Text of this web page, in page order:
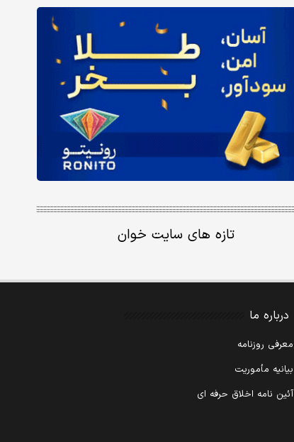
تازه های سایت خوان
درباره ما
معرفی روزنامه
بیانیه مأموریت
آئین نامه اخلاق حرفه ای